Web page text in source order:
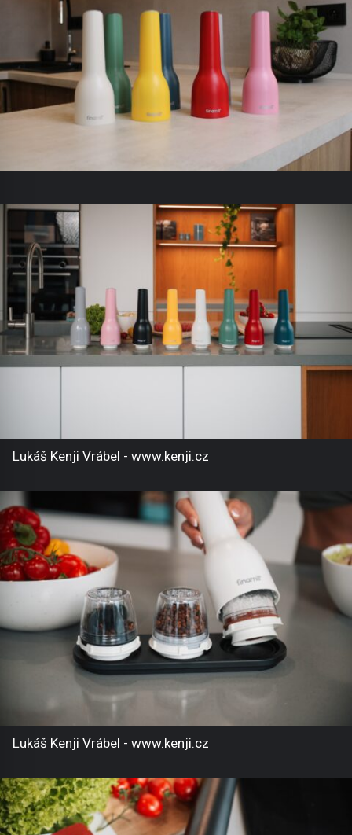
Lukáš Kenji Vrábel - www.kenji.cz
Lukáš Kenji Vrábel - www.kenji.cz